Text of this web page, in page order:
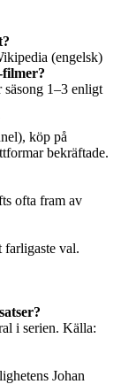
(engelsk)
filmer?
1–3 enligt
köp på
bekräftade.
ofta fram av
farligaste val.
i serien. Källa:
Johan